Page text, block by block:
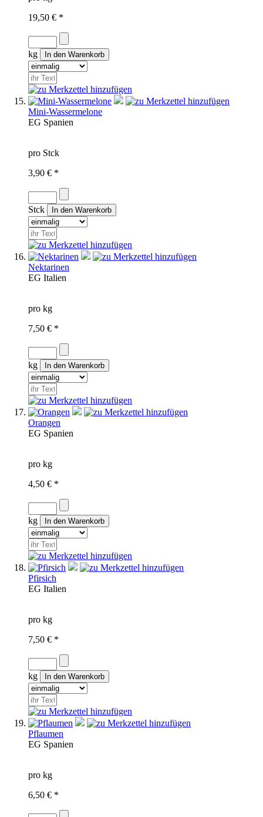
19,50 € *
kg
Mini-Wassermelone
EG Spanien
pro Stck
3,90 € *
Stck
Nektarinen
EG Italien
pro kg
7,50 € *
kg
Orangen
EG Spanien
pro kg
4,50 € *
kg
Pfirsich
EG Italien
pro kg
7,50 € *
kg
Pflaumen
EG Spanien
pro kg
6,50 € *